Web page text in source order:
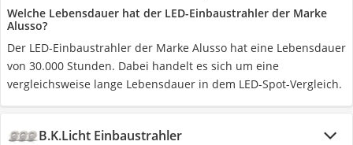
Welche Lebensdauer hat der LED-Einbaustrahler der Marke
Alusso?
Der LED-Einbaustrahler der Marke Alusso hat eine Lebensdauer
von 30.000 Stunden. Dabei handelt es sich um eine
vergleichsweise lange Lebensdauer in dem LED-Spot-Vergleich.
B.K.Licht Einbaustrahler